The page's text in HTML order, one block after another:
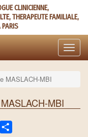
CLINICIENNE,
, THERAPEUTE FAMILIALE,
PARIS
Toggle
MASLACH-MBI
MBI
Share